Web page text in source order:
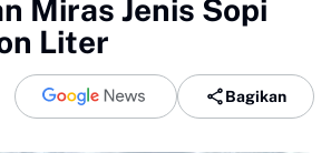
Miras Jenis Sopi
Liter
Bagikan